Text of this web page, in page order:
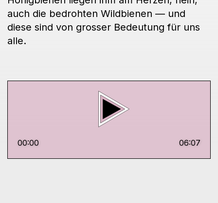
auch die bedrohten Wildbienen — und
diese sind von grosser Bedeutung für uns
alle.
00:00 06:07